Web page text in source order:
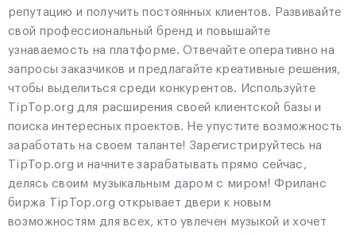
репутацию и получить постоянных клиентов. Развивайте
свой профессиональный бренд и повышайте
узнаваемость на платформе. Отвечайте оперативно на
запросы заказчиков и предлагайте креативные решения,
чтобы выделиться среди конкурентов. Используйте
TipTop.org для расширения своей клиентской базы и
поиска интересных проектов. Не упустите возможность
заработать на своем таланте! Зарегистрируйтесь на
TipTop.org и начните зарабатывать прямо сейчас,
делясь своим музыкальным даром с миром! Фриланс
биржа TipTop.org открывает двери к новым
возможностям для всех, кто увлечен музыкой и хочет